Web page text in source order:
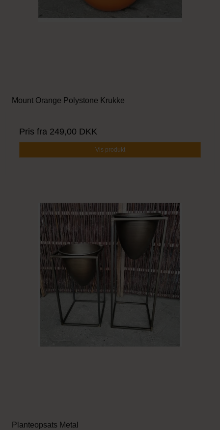
Mount Orange Polystone Krukke
Pris fra 249,00 DKK
Vis produkt
Planteopsats Metal